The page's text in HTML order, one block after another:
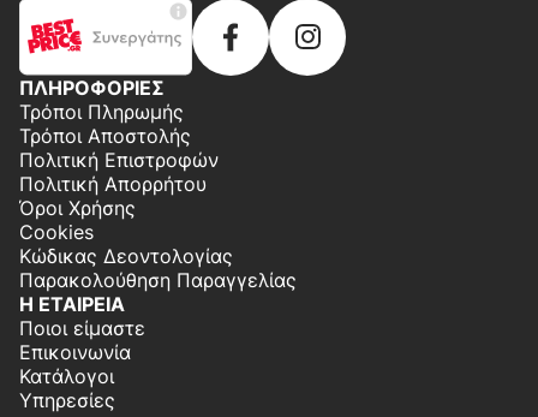
ΠΛΗΡΟΦΟΡΙΕΣ
Τρόποι Πληρωμής
Τρόποι Αποστολής
Πολιτική Επιστροφών
Πολιτική Απορρήτου
Όροι Χρήσης
Cookies
Κώδικας Δεοντολογίας
Παρακολούθηση Παραγγελίας
Η ΕΤΑΙΡΕΙΑ
Ποιοι είμαστε
Επικοινωνία
Κατάλογοι
Υπηρεσίες